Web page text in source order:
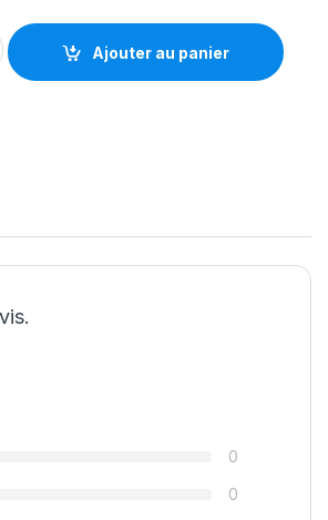
BT, en kit (USB), noir quantity
Ajouter au panier
0
0